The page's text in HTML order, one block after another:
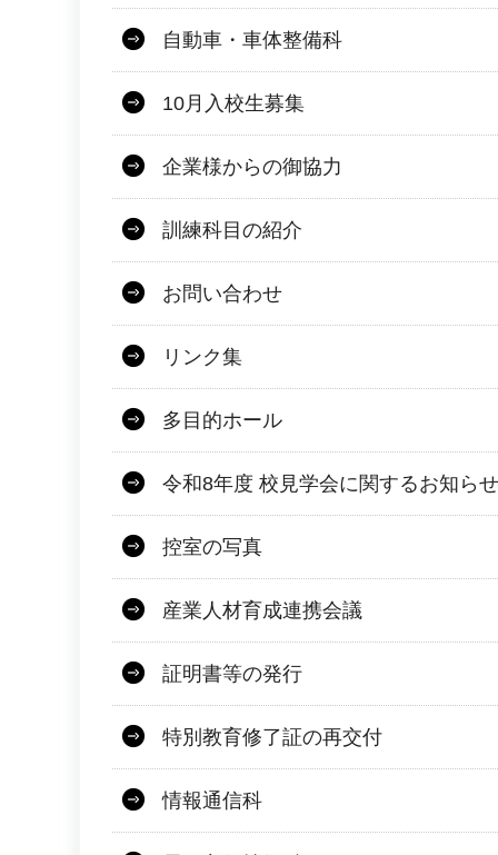
自動車・車体整備科
10月入校生募集
企業様からの御協力
訓練科目の紹介
お問い合わせ
リンク集
多目的ホール
令和8年度 校見学会に関するお知らせ
控室の写真
産業人材育成連携会議
証明書等の発行
特別教育修了証の再交付
情報通信科